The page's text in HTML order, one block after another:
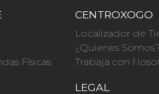
Físicas
CENTROXOGO
Localizador de
¿Quienes Somos?
Trabaja con
LEGAL